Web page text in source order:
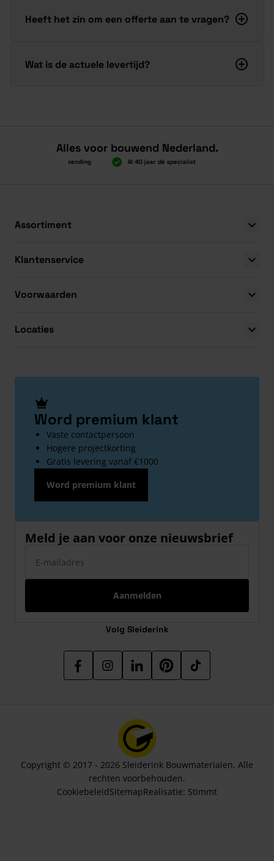
Heeft het zin om een offerte aan te vragen?
Wat is de actuele levertijd?
Alles voor bouwend Nederland.
2.000 gratis verzending Al 40 jaar dé specialist
Assortiment
Klantenservice
Voorwaarden
Locaties
Word premium klant
Vaste contactpersoon
Hogere projectkorting
Gratis levering vanaf €1000
Word premium klant
Meld je aan voor onze nieuwsbrief
Aanmelden
Volg Sleiderink
Copyright © 2017 - 2026 Sleiderink Bouwmaterialen. Alle
rechten voorbehouden.
CookiebeleidSitemapRealisatie: Stimmt